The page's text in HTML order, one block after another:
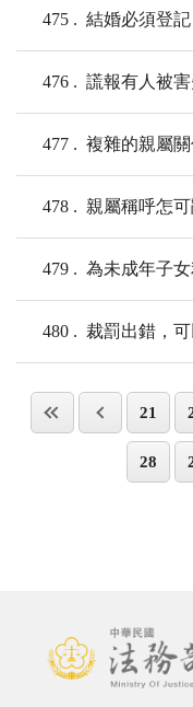
475 結婚必須登
476 謊報有人被
477 複雜的親屬
478 親屬稱呼怎
479 為未成年子
480 裁罰出錯，
21
28